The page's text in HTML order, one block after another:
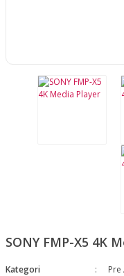
SONY FMP-X5 4K
Kategori